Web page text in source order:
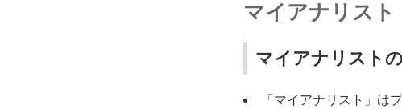
マイアナリスト
マイアナリスト
「マイアナリスト」は